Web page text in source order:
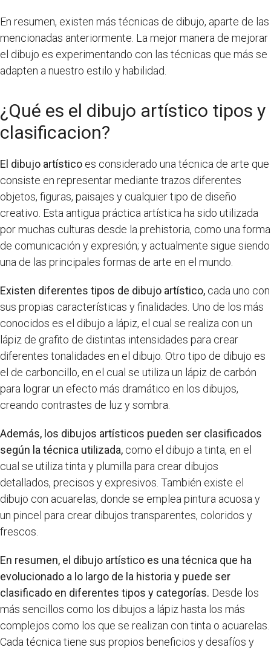
En resumen, existen más técnicas de dibujo, aparte de las
mencionadas anteriormente. La mejor manera de mejorar
el dibujo es experimentando con las técnicas que más se
adapten a nuestro estilo y habilidad.
¿Qué es el dibujo artístico tipos y
clasificacion?
El dibujo artístico es considerado una técnica de arte que
consiste en representar mediante trazos diferentes
objetos, figuras, paisajes y cualquier tipo de diseño
creativo. Esta antigua práctica artística ha sido utilizada
por muchas culturas desde la prehistoria, como una forma
de comunicación y expresión; y actualmente sigue siendo
una de las principales formas de arte en el mundo.
Existen diferentes tipos de dibujo artístico, cada uno con
sus propias características y finalidades. Uno de los más
conocidos es el dibujo a lápiz, el cual se realiza con un
lápiz de grafito de distintas intensidades para crear
diferentes tonalidades en el dibujo. Otro tipo de dibujo es
el de carboncillo, en el cual se utiliza un lápiz de carbón
para lograr un efecto más dramático en los dibujos,
creando contrastes de luz y sombra.
Además, los dibujos artísticos pueden ser clasificados
según la técnica utilizada, como el dibujo a tinta, en el
cual se utiliza tinta y plumilla para crear dibujos
detallados, precisos y expresivos. También existe el
dibujo con acuarelas, donde se emplea pintura acuosa y
un pincel para crear dibujos transparentes, coloridos y
frescos.
En resumen, el dibujo artístico es una técnica que ha
evolucionado a lo largo de la historia y puede ser
clasificado en diferentes tipos y categorías. Desde los
más sencillos como los dibujos a lápiz hasta los más
complejos como los que se realizan con tinta o acuarelas.
Cada técnica tiene sus propios beneficios y desafíos y